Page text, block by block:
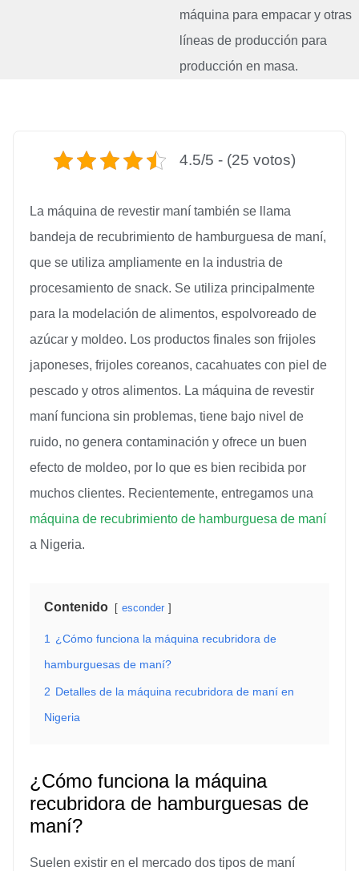
máquina para empacar y otras
líneas de producción para
producción en masa.
4.5/5 - (25 votos)
La máquina de revestir maní también se llama
bandeja de recubrimiento de hamburguesa de maní,
que se utiliza ampliamente en la industria de
procesamiento de snack. Se utiliza principalmente
para la modelación de alimentos, espolvoreado de
azúcar y moldeo. Los productos finales son frijoles
japoneses, frijoles coreanos, cacahuates con piel de
pescado y otros alimentos. La máquina de revestir
maní funciona sin problemas, tiene bajo nivel de
ruido, no genera contaminación y ofrece un buen
efecto de moldeo, por lo que es bien recibida por
muchos clientes. Recientemente, entregamos una
máquina de recubrimiento de hamburguesa de maní
a Nigeria.
Contenido esconder
1 ¿Cómo funciona la máquina recubridora de
hamburguesas de maní?
2 Detalles de la máquina recubridora de maní en
Nigeria
¿Cómo funciona la máquina
recubridora de hamburguesas de
maní?
Suelen existir en el mercado dos tipos de maní